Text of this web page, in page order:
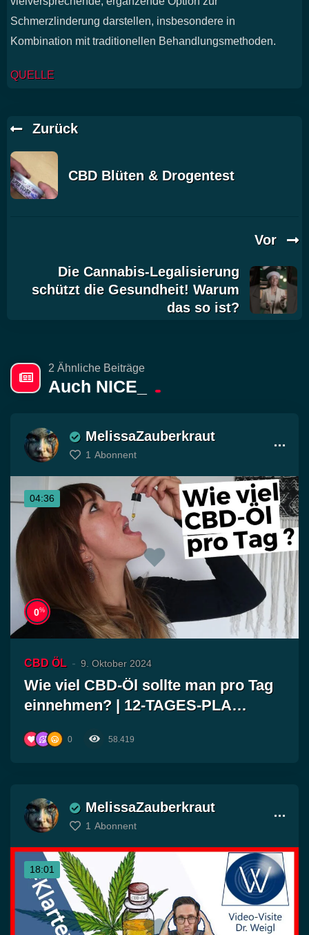
Schmerzlinderung darstellen, insbesondere in
Kombination mit traditionellen Behandlungsmethoden.
QUELLE
Zurück
CBD Blüten & Drogentest
Vor
Die Cannabis-Legalisierung
schützt die Gesundheit! Warum
das so ist?
2 Ähnliche Beiträge
Auch NICE_
MelissaZauberkraut
1 Abonnent
04:36
0%
CBD ÖL 9. Oktober 2024
Wie viel CBD-Öl sollte man pro Tag
einnehmen? | 12-TAGES-PLA…
0 58.419
MelissaZauberkraut
1 Abonnent
18:01